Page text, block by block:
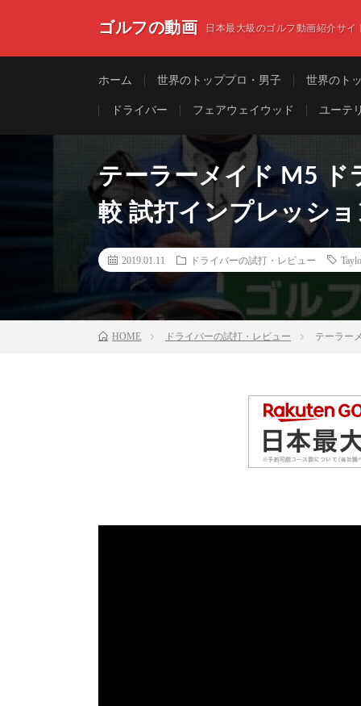
ゴルフの動画 日本最大級のゴルフ動画紹介サイ
ホーム 世界のトッププロ・男子 世界のト
ドライバー フェアウェイウッド ユーテ
テーラーメイド M5 ド
較 試打インプレッシ
2019.01.11 ドライバーの試打・レビュー
HOME ドライバーの試打・レビュー テーラー